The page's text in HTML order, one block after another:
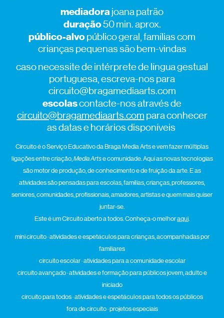
mediadorajoana patrão
duração50 min. aprox.
público-alvopúblico geral, famílias com
crianças pequenas são bem-vindas
caso necessite de intérprete de língua gestual
portuguesa, escreva-nos para
circuito@bragamediaarts.com
escolascontacte-nos através de
circuito@bragamediaarts.com para conhecer
as datas e horários disponíveis
Circuito é o Serviço Educativo da Braga Media Arts e vem fazer múltiplas
ligações entre criação,Media Artse comunidade. Aqui as novas tecnologias
são motor de produção, de conhecimento e de fruição da arte. E as
atividades são pensadas para escolas, famílias, crianças, professores,
seniores, comunidades, profissionais, amadores, artistas e quem mais quiser
juntar-se.
Este é um Circuito aberto a todos. Conheça-o melhoraqui.
mini circuito · atividades e espetáculos para crianças, acompanhadas por
familiares
circuito escolar · atividades para a comunidade escolar
circuito avançado · atividades e formação para públicos jovem, adulto e
iniciado
circuito para todos · atividades e espetáculos para todos os públicos
fora de circuito · projetos especiais